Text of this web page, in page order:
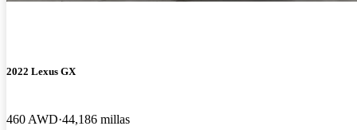
2022 Lexus GX
460 AWD 44,186 millas